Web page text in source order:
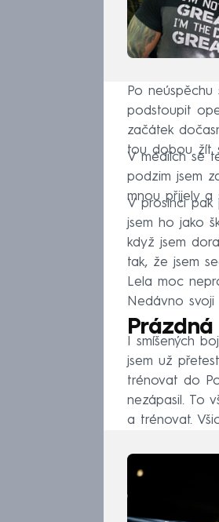
Po
podstoupit
začátek
tou dobou žít
V médiích se
podzim jsem
mnou přijely a
V prosinci pak
jsem ho jako
když jsem
tak, že jsem
Lela moc
Nedávno
I smíšených
jsem už
trénovat do
nezápasil. To
a trénovat.